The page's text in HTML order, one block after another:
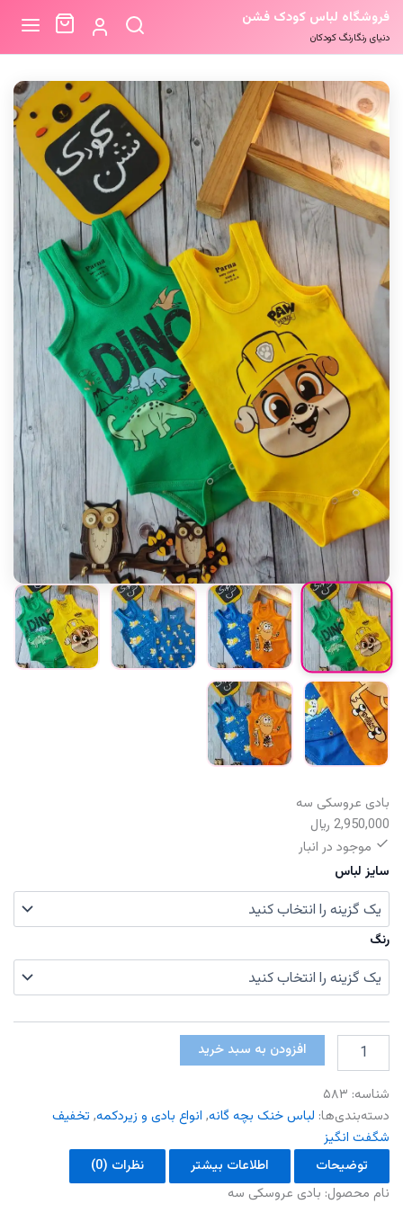
فروشگاه لباس کودک فشن
دنیای رنگارنگ کودکان
بادی عروسکی سه
2,950,000 ﷼
موجود در انبار
سایز لباس
رنگ
عروسکی
عدد
افزودن به سبد خرید
شناسه: ۵۸۳
دسته‌بندی‌ها: لباس خنک بچه گانه, انواع بادی و زیردکمه, تخفیف
شگفت انگیز
توضیحات
اطلاعات بیشتر
نظرات (0)
نام محصول: بادی عروسکی سه